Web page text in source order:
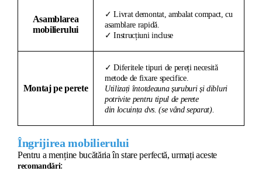
Asamblarea
mobilierului
✓ Livrat demontat, ambalat compact, cu
asamblare rapidă.
✓ Instrucțiuni incluse
Montaj pe perete
✓ Diferitele tipuri de pereți necesită
metode de fixare specifice.
Utilizați întotdeauna șuruburi și dibluri
potrivite pentru tipul de perete
din locuința dvs. (se vând separat).
Îngrijirea mobilierului
Pentru a menține bucătăria în stare perfectă, urmați aceste
recomandări: